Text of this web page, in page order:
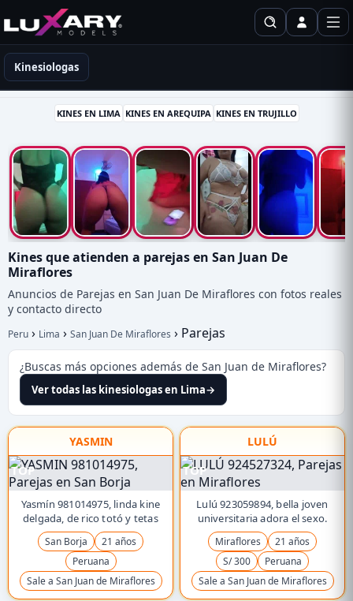
Kinesiólogas en Perú
Kinesiologas
KINES EN LIMA KINES EN AREQUIPA KINES EN TRUJILLO
Kines que atienden a parejas en San Juan De
Miraflores
Anuncios de Parejas en San Juan De Miraflores con fotos reales
y contacto directo
Peru › Lima › San Juan De Miraflores › Parejas
¿Buscas más opciones además de San Juan de Miraflores?
Ver todas las kinesiologas en Lima→
YASMIN
TOP
Yasmín 981014975, linda kine
delgada, de rico totó y tetas
San Borja
21 años
Peruana
Sale a San Juan de Miraflores
LULÚ
TOP
Lulú 923059894, bella joven
universitaria adora el sexo.
Miraflores
21 años
S/ 300
Peruana
Sale a San Juan de Miraflores